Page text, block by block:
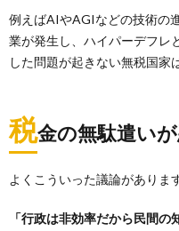
例えばAIやAGIなどの技術の
業が発生し、ハイパーデフレ
した問題が起きない無税国家
税金の無駄遣い
よくこういった議論があります
「行政は非効率だから民間